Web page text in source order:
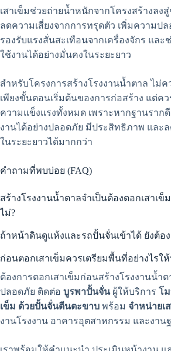
เสาเข็มช่วยถ่ายน้ำหนักจากโครงสร้างลง
ลดความเสี่ยงจากการทรุดตัว เพิ่มความป
รองรับแรงสั่นสะเทือนจากเครื่องจักร และ
ใช้งานได้อย่างมั่นคงในระยะยาว
สำหรับโครงการสร้างโรงงานน้ำตาล ไม่ค
เพียงขั้นตอนเริ่มต้นของการก่อสร้าง แต่ค
ความแข็งแรงทั้งหมด เพราะหากฐานราก
งานได้อย่างปลอดภัย มีประสิทธิภาพ แล
ในระยะยาวได้มากกว่า
คำถามที่พบบ่อย (FAQ)
สร้างโรงงานน้ำตาลจำเป็นต้องตอกเสาเ
ไม่?
ถ้าหน้าดินดูแห้งและรถปั้นจั่นเข้าได้ ยังต้อ
ก่อนตอกเสาเข็มควรเตรียมพื้นที่อย่างไรใ
ต้องการตอกเสาเข็มก่อนสร้างโรงงานน้ำ
ปลอดภัย ติดต่อ บูรพาปั้นจั่นผู้ให้บริการ โ
เข็ม ด้วยปั้นจั่นตีนตะขาบ พร้อม จำหน่ายเ
งานโรงงาน อาคารอุตสาหกรรม และงา